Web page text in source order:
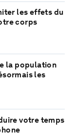
les effets du
corps
la population
les
votre temps